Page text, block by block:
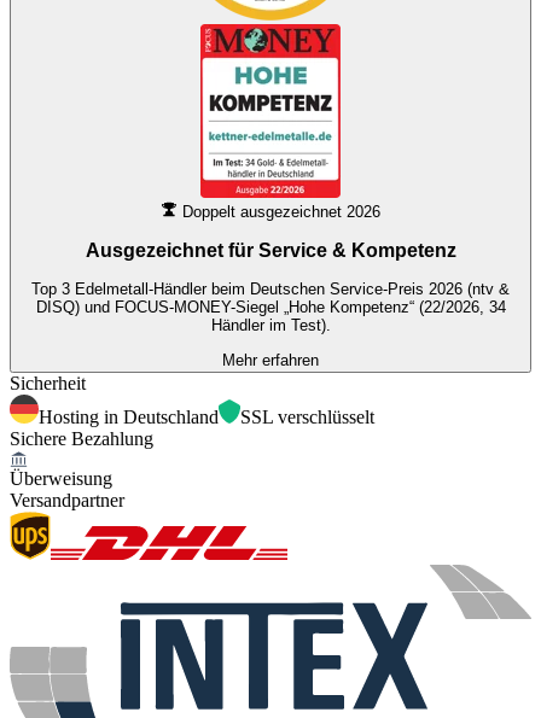
Doppelt ausgezeichnet 2026
Ausgezeichnet für Service & Kompetenz
Top 3 Edelmetall-Händler beim Deutschen Service-Preis 2026 (ntv &
DISQ) und FOCUS-MONEY-Siegel „Hohe Kompetenz“ (22/2026, 34
Händler im Test).
Mehr erfahren
Sicherheit
Hosting in Deutschland
SSL verschlüsselt
Sichere Bezahlung
Überweisung
Versandpartner